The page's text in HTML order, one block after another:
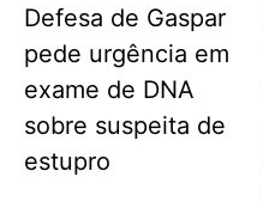
Defesa de Gaspar
pede urgência em
exame de DNA
sobre suspeita de
estupro